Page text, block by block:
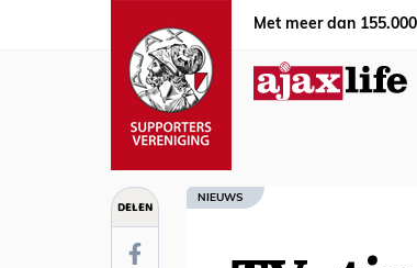
Met meer dan
DELEN NIEUWS